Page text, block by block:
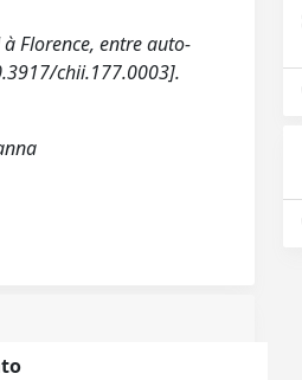
Florence, entre auto-
chii.177.0003].